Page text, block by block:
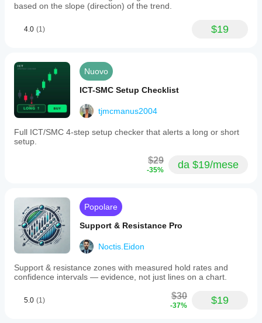
based on the slope (direction) of the trend.
4.0 (1) $19
Nuovo
ICT-SMC Setup Checklist
tjmcmanus2004
Full ICT/SMC 4-step setup checker that alerts a long or short
setup.
$29
-35% da $19/mese
Popolare
Support & Resistance Pro
Noctis.Eidon
Support & resistance zones with measured hold rates and
confidence intervals — evidence, not just lines on a chart.
5.0 (1) $30
-37% $19